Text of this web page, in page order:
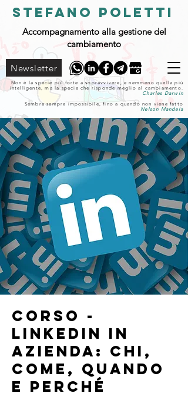
STEFANO POLETTI
Accompagnamento alla gestione del
cambiamento
Newsletter
Non è la specie più forte a sopravvivere, e nemmeno quella più
intelligente, ma la specie che risponde meglio al cambiamento.
Charles Darwin
Sembra sempre impossibile, fino a quando non viene fatto
Nelson Mandela
Corso -
Linkedin in
azienda: chi,
come, quando
e perché